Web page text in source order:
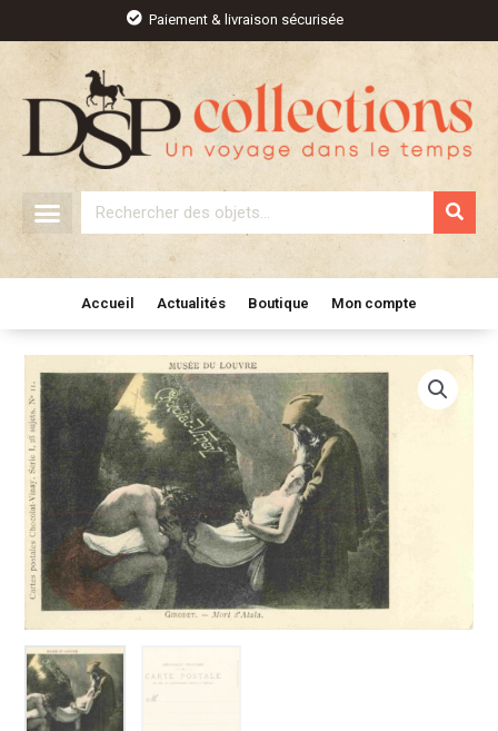
contenu
Paiement & livraison sécurisée
Rechercher
Accueil Actualités Boutique Mon compte